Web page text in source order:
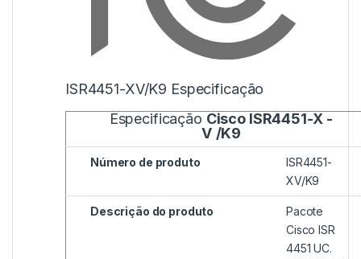
ISR4451-XV/K9 Especificação
Especificação Cisco ISR4451-X -
V /K9
Número de produto
ISR4451-
XV/K9
Descrição do produto
Pacote
Cisco ISR
4451 UC.